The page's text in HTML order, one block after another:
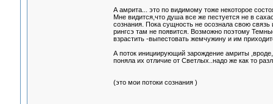
А амрита... это по видимому тоже некоторое
Мне видится,что душа все же пестуется не в
сознания. Пока сущность не осознала свою
рингсэ там не появится. Возможно поэтому
взрастить -выпестовать жемчужину и им
А поток инициирующий зарождение амриты
поняла их отличие от Светлых..надо же как то
(это мои потоки сознания )